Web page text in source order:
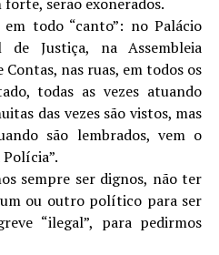
todo “canto”: no Palácio
Justiça, na Assembleia
nas ruas, em todos os
todas as vezes atuando
das vezes são vistos, mas
são lembrados, vem o
sempre ser dignos, não ter
ou outro político para ser
“ilegal”, para pedirmos